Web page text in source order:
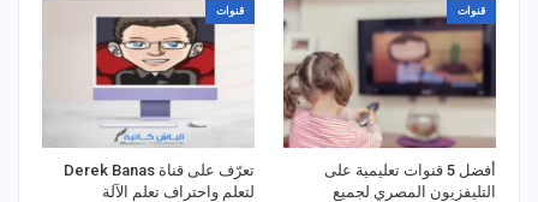
قنوات
أفضل 5 قنوات تعليمية على
التليفزيون المصري لجميع
قنوات
تعرّف على قناة Derek Banas
لتعلم واحتراف تعلم الآلة